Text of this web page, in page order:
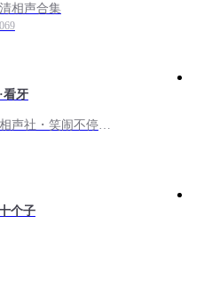
相声合集
看牙
声社・笑闹不停
个子